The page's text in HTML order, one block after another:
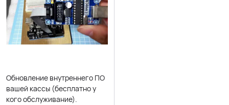
Обновление внутреннего ПО
вашей кассы (бесплатно у
кого обслуживание).